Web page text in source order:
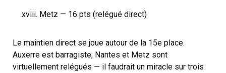
Metz — 16 pts (relégué direct)
Le maintien direct se joue autour de la 15e place.
Auxerre est barragiste, Nantes et Metz sont
virtuellement relégués — il faudrait un miracle sur trois